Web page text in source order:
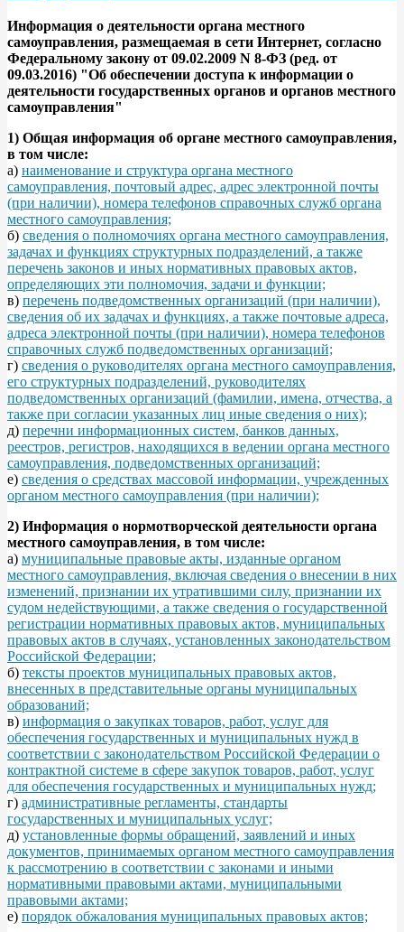
Информация о деятельности органа местного
самоуправления, размещаемая в сети Интернет, согласно
Федеральному закону от 09.02.2009 N 8-ФЗ (ред. от
09.03.2016) "Об обеспечении доступа к информации о
деятельности государственных органов и органов местного
самоуправления"
1) Общая информация об органе местного самоуправления,
в том числе:
а) наименование и структура органа местного
самоуправления, почтовый адрес, адрес электронной почты
(при наличии), номера телефонов справочных служб органа
местного самоуправления;
б) сведения о полномочиях органа местного самоуправления,
задачах и функциях структурных подразделений, а также
перечень законов и иных нормативных правовых актов,
определяющих эти полномочия, задачи и функции;
в) перечень подведомственных организаций (при наличии),
сведения об их задачах и функциях, а также почтовые адреса,
адреса электронной почты (при наличии), номера телефонов
справочных служб подведомственных организаций;
г) сведения о руководителях органа местного самоуправления,
его структурных подразделений, руководителях
подведомственных организаций (фамилии, имена, отчества, а
также при согласии указанных лиц иные сведения о них);
д) перечни информационных систем, банков данных,
реестров, регистров, находящихся в ведении органа местного
самоуправления, подведомственных организаций;
е) сведения о средствах массовой информации, учрежденных
органом местного самоуправления (при наличии);
2) Информация о нормотворческой деятельности органа
местного самоуправления, в том числе:
а) муниципальные правовые акты, изданные органом
местного самоуправления, включая сведения о внесении в них
изменений, признании их утратившими силу, признании их
судом недействующими, а также сведения о государственной
регистрации нормативных правовых актов, муниципальных
правовых актов в случаях, установленных законодательством
Российской Федерации;
б) тексты проектов муниципальных правовых актов,
внесенных в представительные органы муниципальных
образований;
в) информация о закупках товаров, работ, услуг для
обеспечения государственных и муниципальных нужд в
соответствии с законодательством Российской Федерации о
контрактной системе в сфере закупок товаров, работ, услуг
для обеспечения государственных и муниципальных нужд;
г) административные регламенты, стандарты
государственных и муниципальных услуг;
д) установленные формы обращений, заявлений и иных
документов, принимаемых органом местного самоуправления
к рассмотрению в соответствии с законами и иными
нормативными правовыми актами, муниципальными
правовыми актами;
е) порядок обжалования муниципальных правовых актов;